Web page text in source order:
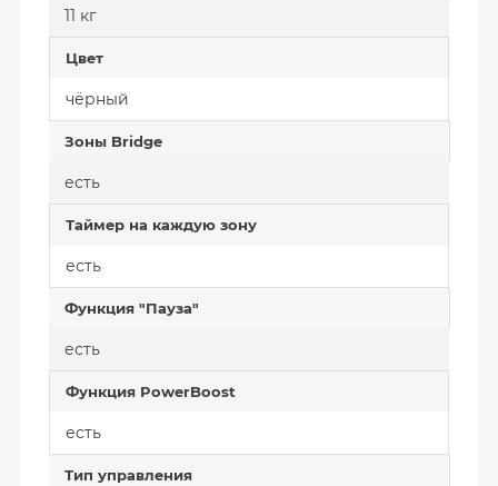
11 кг
Цвет
чёрный
Зоны Bridge
есть
Таймер на каждую зону
есть
Функция "Пауза"
есть
Функция PowerBoost
есть
Тип управления